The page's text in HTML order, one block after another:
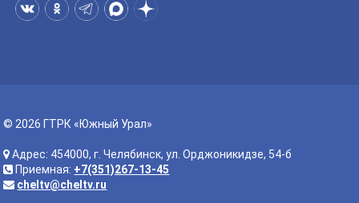
© 2026 ГТРК «Южный Урал»
Адрес: 454000, г. Челябинск, ул. Орджоникидзе, 54-б
Приемная: +7(351)267-13-45
cheltv@cheltv.ru